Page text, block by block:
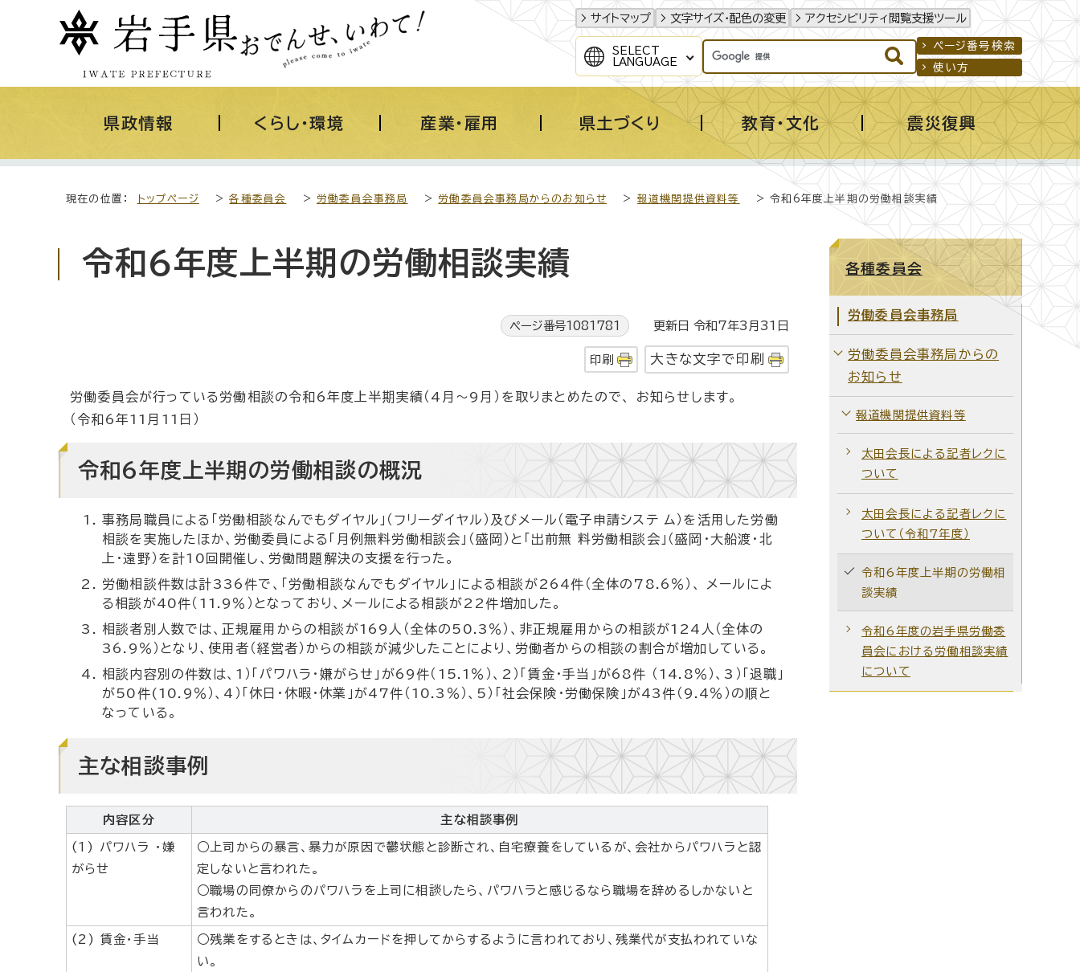
サイトマップ 文字サイズ・配色の変更 アクセシビリティ閲覧支援ツール
SELECT
LANGUAGE
ページ番号検索
使い方
県政情報 くらし・環境 産業・雇用 県土づくり 教育・文化 震災復興
現在の位置： トップページ >各種委員会 > 労働委員会事務局 > 労働委員会事務局からのお知らせ > 報道機関提供資料等 > 令和6年度上半期の労働相談実績
令和6年度上半期の労働相談実績
ページ番号1081781 更新日 令和7年3月31日
印刷 大きな文字で印刷
労働委員会が行っている労働相談の令和6年度上半期実績（4月～9月）を取りまとめたので、 お知らせします。
（令和6年11月11日）
令和6年度上半期の労働相談の概況
事務局職員による「労働相談なんでもダイヤル」（フリーダイヤル）及びメール（電子申請システ ム）を活用した労働
相談を実施したほか、労働委員による「月例無料労働相談会」（盛岡）と「出前無 料労働相談会」（盛岡・大船渡・北
上・遠野）を計10回開催し、労働問題解決の支援を行った。
労働相談件数は計336件で、「労働相談なんでもダイヤル」による相談が264件（全体の78.6％）、 メールによ
る相談が40件（11.9％）となっており、メールによる相談が22件増加した。
相談者別人数では、正規雇用からの相談が169人（全体の50.3％）、非正規雇用からの相談が124人（全体の
36.9％）となり、使用者（経営者）からの相談が減少したことにより、労働者からの相談の割合が増加している。
相談内容別の件数は、1）「パワハラ・嫌がらせ」が69件（15.1％）、2）「賃金・手当」が68件 （14.8％）、3）「退職」
が50件(10.9％）、4）「休日・休暇・休業」が47件（10.3％）、5）「社会保険・労働保険」が43件（9.4％）の順と
なっている。
主な相談事例
内容区分 主な相談事例
(1) パワハラ ・嫌
がらせ
○上司からの暴言、暴力が原因で鬱状態と診断され、自宅療養をしているが、会社からパワハラと認
定しないと言われた。
○職場の同僚からのパワハラを上司に相談したら、パワハラと感じるなら職場を辞めるしかないと
言われた。
(2) 賃金・手当
○残業をするときは、タイムカードを押してからするように言われており、残業代が支払われていな
い。
各種委員会
労働委員会事務局
労働委員会事務局からの
お知らせ
報道機関提供資料等
太田会長による記者レクに
ついて
太田会長による記者レクに
ついて（令和7年度）
令和6年度上半期の労働相
談実績
令和6年度の岩手県労働委
員会における労働相談実績
について